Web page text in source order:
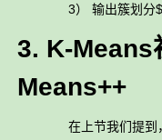
3） 输出簇划分
3. K-Means
Means++
在上节我们提到，k